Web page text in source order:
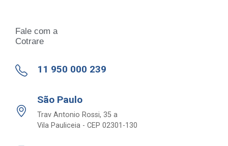
Fale com a
Cotrare
11 950 000 239
São Paulo
Trav Antonio Rossi, 35 a
Vila Pauliceia - CEP 02301-130